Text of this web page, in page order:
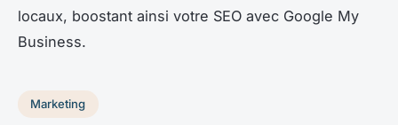
locaux, boostant ainsi votre SEO avec Google My
Business.
Marketing